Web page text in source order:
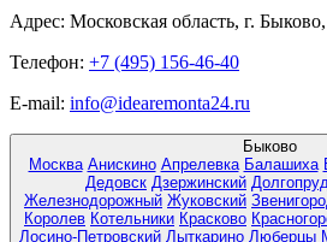
Адрес: Московская область, г.
Телефон: +7 (495) 156-46-40
E-mail: info@idearemonta24.ru
Быково
Москва Анискино Апрелевка Балашиха
Дедовск Дзержинский
Железнодорожный Жуковский
Королев Котельники Красково
Лосино-Петровский Лыткарино Люберцы